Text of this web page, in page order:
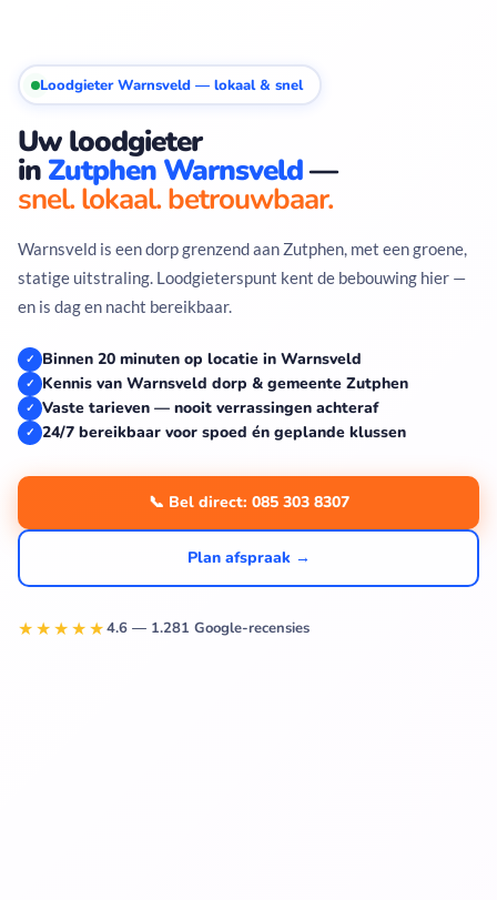
Loodgieter Warnsveld — lokaal & snel
Uw loodgieter
in Zutphen Warnsveld—
snel. lokaal. betrouwbaar.
Warnsveld is een dorp grenzend aan Zutphen, met een groene,
statige uitstraling. Loodgieterspunt kent de bebouwing hier —
en is dag en nacht bereikbaar.
✓ Binnen 20 minuten op locatie in Warnsveld
✓ Kennis van Warnsveld dorp & gemeente Zutphen
✓ Vaste tarieven — nooit verrassingen achteraf
✓ 24/7 bereikbaar voor spoed én geplande klussen
📞 Bel direct: 085 303 8307
Plan afspraak →
★★★★★4.6 — 1.281 Google-recensies